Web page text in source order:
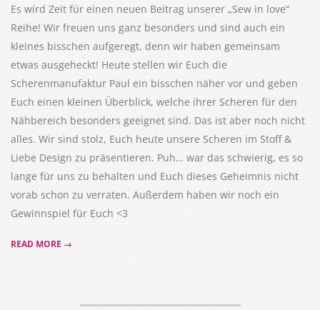
Es wird Zeit für einen neuen Beitrag unserer „Sew in love“
Reihe! Wir freuen uns ganz besonders und sind auch ein
kleines bisschen aufgeregt, denn wir haben gemeinsam
etwas ausgeheckt! Heute stellen wir Euch die
Scherenmanufaktur Paul ein bisschen näher vor und geben
Euch einen kleinen Überblick, welche ihrer Scheren für den
Nähbereich besonders geeignet sind. Das ist aber noch nicht
alles. Wir sind stolz, Euch heute unsere Scheren im Stoff &
Liebe Design zu präsentieren. Puh… war das schwierig, es so
lange für uns zu behalten und Euch dieses Geheimnis nicht
vorab schon zu verraten. Außerdem haben wir noch ein
Gewinnspiel für Euch <3
READ MORE →